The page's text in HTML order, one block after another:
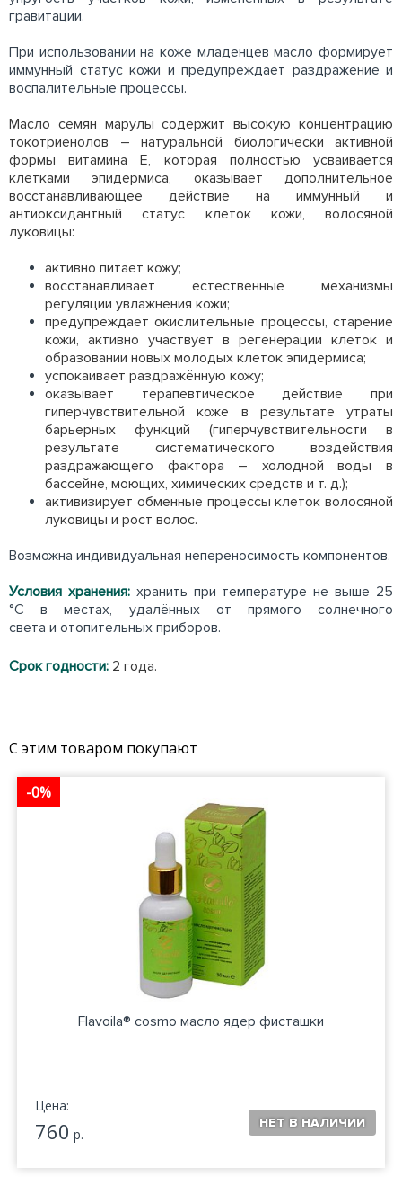
гравитации.
При использовании на коже младенцев масло формирует
иммунный статус кожи и предупреждает раздражение и
воспалительные процессы.
Масло семян марулы содержит высокую концентрацию
токотриенолов – натуральной биологически активной
формы витамина Е, которая полностью усваивается
клетками эпидермиса, оказывает дополнительное
восстанавливающее действие на иммунный и
антиоксидантный статус клеток кожи, волосяной
луковицы:
активно питает кожу;
восстанавливает естественные механизмы
регуляции увлажнения кожи;
предупреждает окислительные процессы, старение
кожи, активно участвует в регенерации клеток и
образовании новых молодых клеток эпидермиса;
успокаивает раздражённую кожу;
оказывает терапевтическое действие при
гиперчувствительной коже в результате утраты
барьерных функций (гиперчувствительности в
результате систематического воздействия
раздражающего фактора – холодной воды в
бассейне, моющих, химических средств и т. д.);
активизирует обменные процессы клеток волосяной
луковицы и рост волос.
Возможна индивидуальная непереносимость компонентов.
Условия хранения: хранить при температуре не выше 25
°С в местах, удалённых от прямого солнечного
света и отопительных приборов.
Срок годности: 2 года.
С этим товаром покупают
-0%
Flavoila® cosmo масло ядер фисташки
Цена:
760 р.